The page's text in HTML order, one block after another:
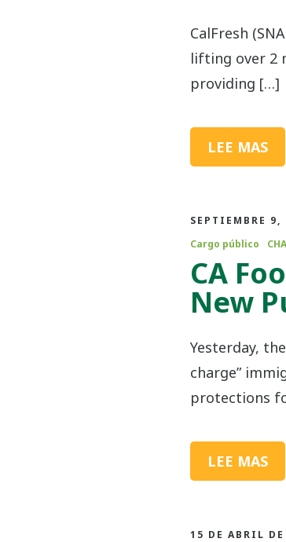
CalFresh
lifting over 2
providing […]
LEE MAS
SEPTIEMBRE 9,
Cargo público
CA
New
Yesterday,
charge”
protections
LEE MAS
15 DE ABRIL